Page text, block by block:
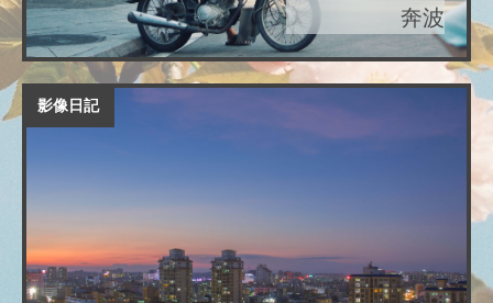
奔波
影像日記